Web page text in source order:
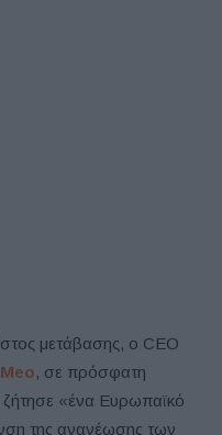
μετάβασης, ο CEO
, σε πρόσφατη
ζήτησε «ένα Ευρωπαϊκό
της ανανέωσης των